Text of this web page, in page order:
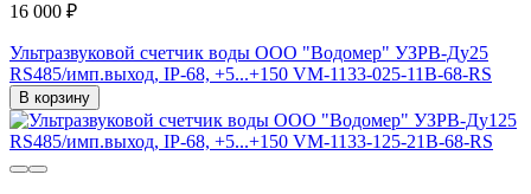
16 000 ₽
Ультразвуковой счетчик воды ООО "Водомер" УЗРВ-Ду25
RS485/имп.выход, IP-68, +5...+150 VM-1133-025-11B-68-RS
В корзину